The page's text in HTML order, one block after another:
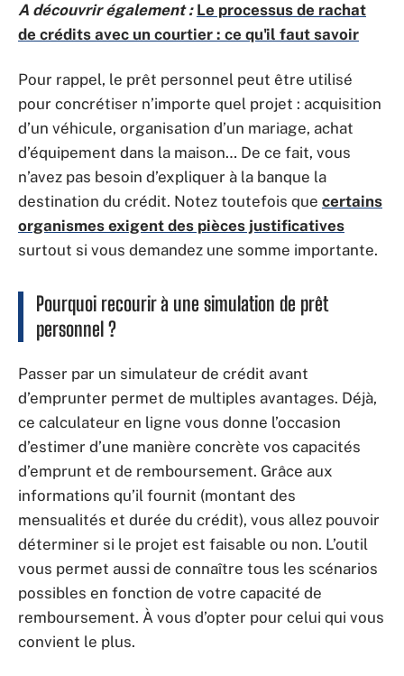
A découvrir également : Le processus de rachat
de crédits avec un courtier : ce qu'il faut savoir
Pour rappel, le prêt personnel peut être utilisé
pour concrétiser n’importe quel projet : acquisition
d’un véhicule, organisation d’un mariage, achat
d’équipement dans la maison… De ce fait, vous
n’avez pas besoin d’expliquer à la banque la
destination du crédit. Notez toutefois que certains
organismes exigent des pièces justificatives
surtout si vous demandez une somme importante.
Pourquoi recourir à une simulation de prêt
personnel ?
Passer par un simulateur de crédit avant
d’emprunter permet de multiples avantages. Déjà,
ce calculateur en ligne vous donne l’occasion
d’estimer d’une manière concrète vos capacités
d’emprunt et de remboursement. Grâce aux
informations qu’il fournit (montant des
mensualités et durée du crédit), vous allez pouvoir
déterminer si le projet est faisable ou non. L’outil
vous permet aussi de connaître tous les scénarios
possibles en fonction de votre capacité de
remboursement. À vous d’opter pour celui qui vous
convient le plus.